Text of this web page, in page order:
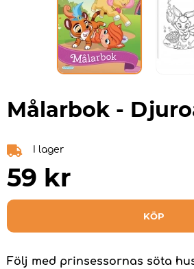
Målarbok -
I lager
59 kr
KÖP
Följ med prinsessornas söta